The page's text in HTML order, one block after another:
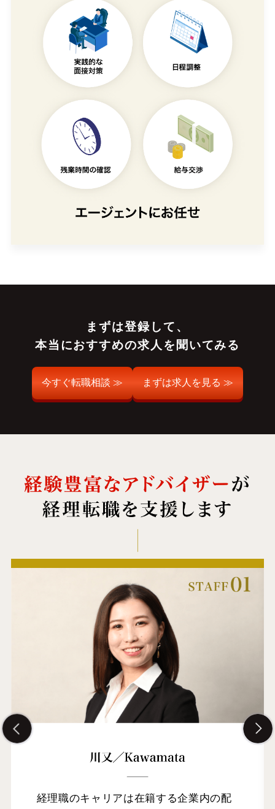
まずは登録して、
本当におすすめの求人を聞いてみる
今すぐ転職相談 ≫ まずは求人を見る ≫
経理職のキャリアは在籍する企業内の配